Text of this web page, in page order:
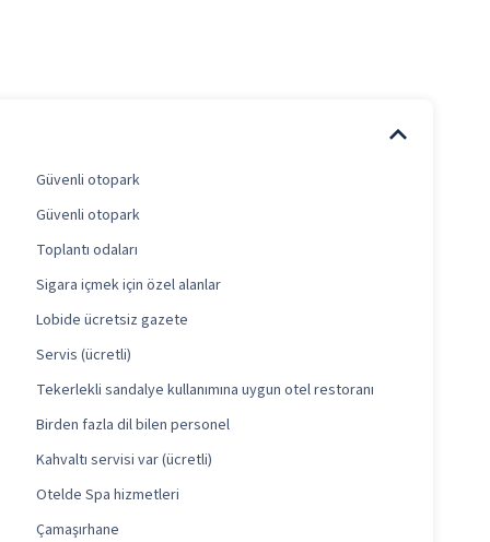
Güvenli otopark
Güvenli otopark
Toplantı odaları
Sigara içmek için özel alanlar
Lobide ücretsiz gazete
Servis (ücretli)
Tekerlekli sandalye kullanımına uygun otel restoranı
Birden fazla dil bilen personel
Kahvaltı servisi var (ücretli)
Otelde Spa hizmetleri
Çamaşırhane